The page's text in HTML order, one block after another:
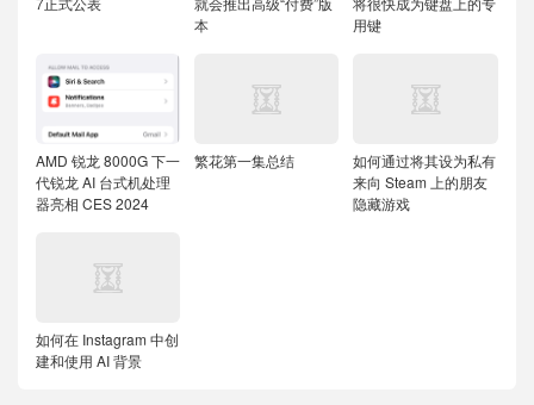
本
用键
AMD 锐龙 8000G 下一
代锐龙 AI 台式机处理
器亮相 CES 2024
繁花第一集总结
如何通过将其设为私有
来向 Steam 上的朋友
隐藏游戏
如何在 Instagram 中创
建和使用 AI 背景